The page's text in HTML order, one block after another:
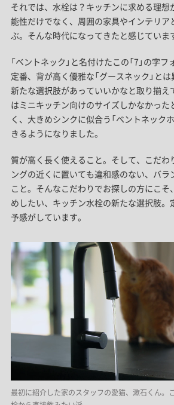
それでは、水栓は？キッチンに求める理想
能性だけでなく、周囲の家具やインテリア
ぶ。そんな時代になってきたと感じていま
「ベントネック」と名付けたこの「7」の字
定番、背が高く優雅な「グースネック」と
新たな選択肢があっていいかなと取り揃え
はミニキッチン向けのサイズしかなかった
く、大きめシンクに似合う「ベントネック
きるようになりました。
質が高く長く使えること。そして、こだわ
ングの近くに置いても違和感のない、バラ
こと。そんなこだわりでお探しの方にこそ
めしたい、キッチン水栓の新たな選択肢。
予感がしています。
最初に紹介した家のスタッフの愛猫、漱石くん。